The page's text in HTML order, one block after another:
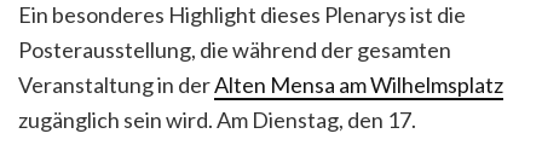
Ein besonderes Highlight dieses Plenarys ist die
Posterausstellung, die während der gesamten
Veranstaltung in derAlten Mensa am Wilhelmsplatz
zugänglich sein wird. Am Dienstag, den 17.